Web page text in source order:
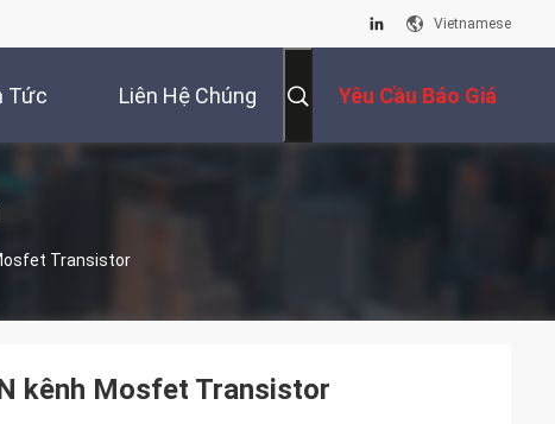
Vietnamese
Tức Liên Hệ Chúng Yêu Cầu Báo Giá
Transistor
kênh Mosfet Transistor